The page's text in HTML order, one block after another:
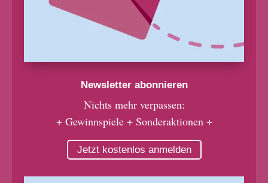
Newsletter abonnieren
Nichts mehr verpassen:
+ Gewinnspiele + Sonderaktionen +
Jetzt kostenlos anmelden